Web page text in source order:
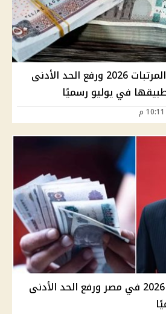
الحكومة تعلن زيادة المرتبات 2026 ورفع الحد الأدنى
موعد زيادة المرتبات 2026 في مصر ورفع الحد الأدنى